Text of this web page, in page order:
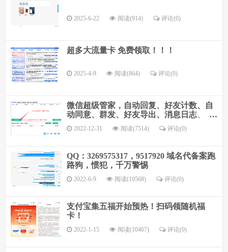
2025-6-22 阅读(914) 评论(0)
超多大流量卡 免费领取！！！
2025-4-9 阅读(864) 评论(0)
微信超级管家，自动回复、好友计数、自
动同意、群发、好友导出、消息日志、无
限多开
2022-12-31 阅读(7514) 评论(0)
QQ：3269575317，9517920 域名代备案跑
路狗，惯犯，千万警惕
2022-6-9 阅读(10568) 评论(0)
支付宝集五福开始预热！扫码领随机福
卡！
2022-1-15 阅读(10467) 评论(0)